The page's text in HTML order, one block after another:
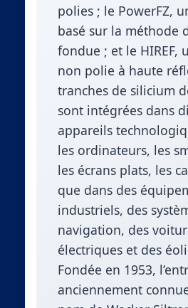
polies ; le PowerFZ,
basé sur la méthode
fondue ; et le HIREF,
non polie à haute
tranches de silicium
sont intégrées dans
appareils
les ordinateurs, les
les écrans plats, les
que dans des
industriels, des
navigation, des
électriques et des
Fondée en 1953,
anciennement